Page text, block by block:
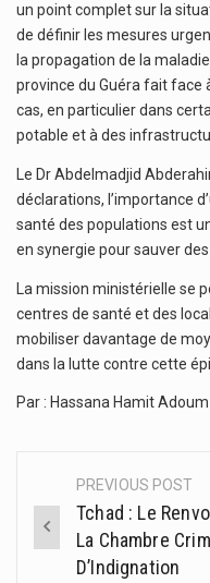
un point complet sur la
de définir les mesures
la propagation de la
province du Guéra fait face
cas, en particulier dans
potable et à des
Le Dr Abdelmadjid
déclarations, l’importance
santé des populations est
en synergie pour sauver des
La mission ministérielle se
centres de santé et des
mobiliser davantage de
dans la lutte contre cette
Par : Hassana Hamit Adoum
Post
navigation
PREVIOUS POST
Tchad : Le
La Chambre
D’Indignation